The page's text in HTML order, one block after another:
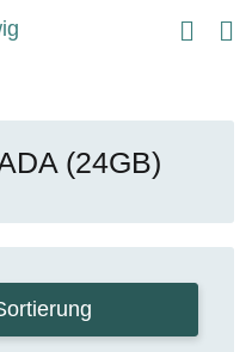
(24GB)